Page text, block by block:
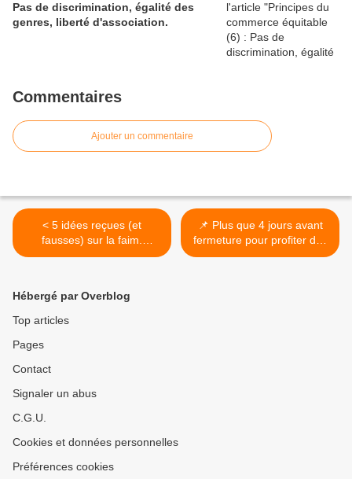
Pas de discrimination, égalité des
genres, liberté d'association.
Commentaires
Ajouter un commentaire
< 5 idées reçues (et
fausses) sur la faim.
Interview de Materne
📌 Plus que 4 jours avant
fermeture pour profiter des
soldes ! >
Hébergé par Overblog
Top articles
Pages
Contact
Signaler un abus
C.G.U.
Cookies et données personnelles
Préférences cookies